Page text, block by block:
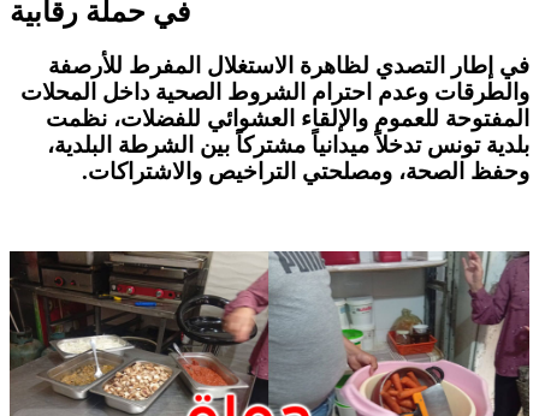
في حملة رقابية
في إطار التصدي لظاهرة الاستغلال المفرط للأرصفة
والطرقات وعدم احترام الشروط الصحية داخل المحلات
المفتوحة للعموم والإلقاء العشوائي للفضلات، نظمت
بلدية تونس تدخلاً ميدانياً مشتركاً بين الشرطة البلدية،
وحفظ الصحة، ومصلحتي التراخيص والاشتراكات.